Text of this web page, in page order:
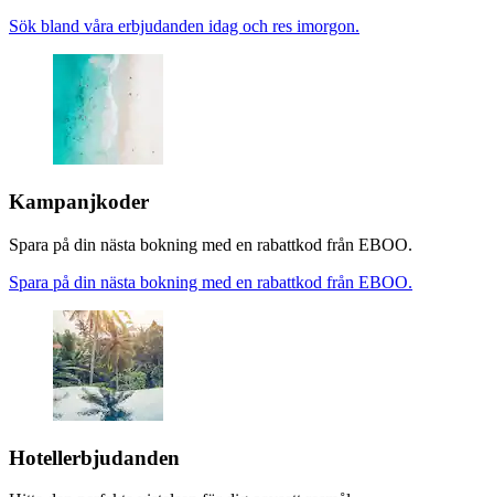
Sök bland våra erbjudanden idag och res imorgon.
Kampanjkoder
Spara på din nästa bokning med en rabattkod från EBOO.
Spara på din nästa bokning med en rabattkod från EBOO.
Hotellerbjudanden